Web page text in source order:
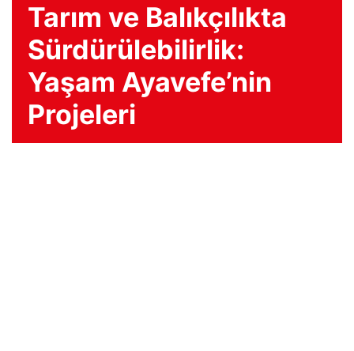
Tarım ve Balıkçılıkta
Sürdürülebilirlik:
Yaşam Ayavefe’nin
Projeleri